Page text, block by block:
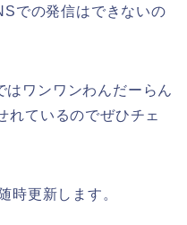
での発信はできないの
はワンワンわんだーらん
れているのでぜひチェ
時更新します。